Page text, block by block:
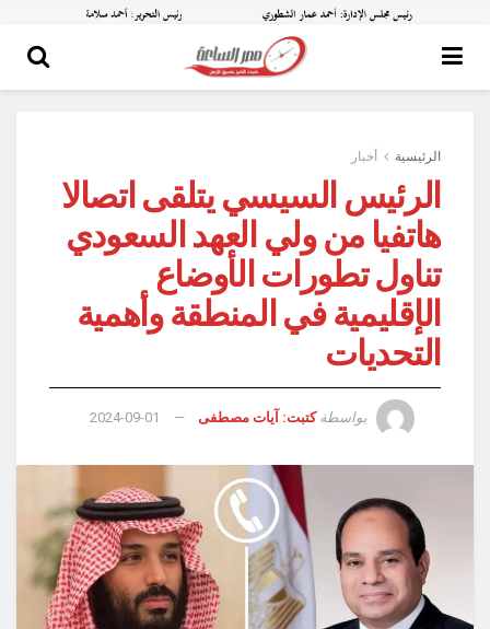
الرئيسية أخبار
الرئيس السيسي يتلقى اتصالا
هاتفيا من ولي العهد السعودي
تناول تطورات الأوضاع
الإقليمية في المنطقة وأهمية
التحديات
بواسطة كتبت: آيات مصطفى 2024-09-01